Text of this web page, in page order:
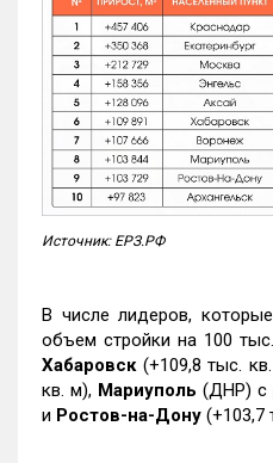
Источник: ЕРЗ.РФ
В числе лидеров,
объем стройки на 100
Хабаровск (+109,8 тыс.
кв. м), Мариуполь (ДНР) с
и Ростов-на-Дону (+103,7